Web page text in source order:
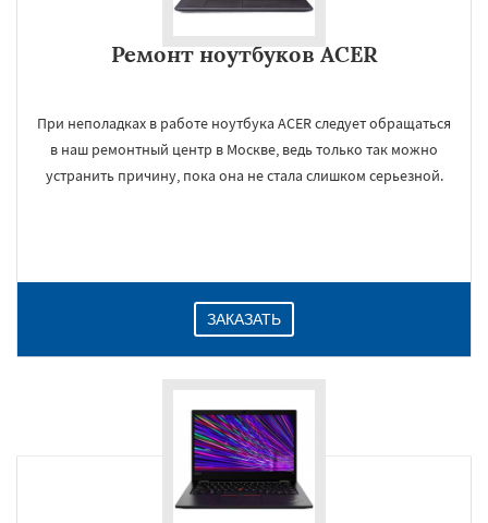
Ремонт ноутбуков ACER
При неполадках в работе ноутбука ACER следует обращаться
в наш ремонтный центр в Москве, ведь только так можно
устранить причину, пока она не стала слишком серьезной.
ЗАКАЗАТЬ